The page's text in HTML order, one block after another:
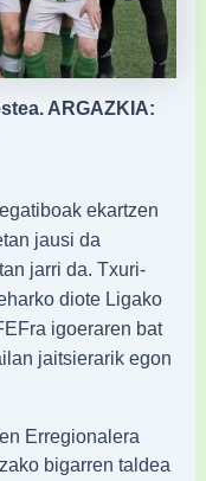
ARGAZKIA:
ekartzen
jausi da
jarri da. Txuri-
diote Ligako
igoeraren bat
jaitsierarik egon
Erregionalera
bigarren taldea